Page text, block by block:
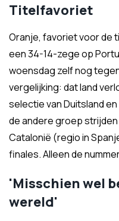
Titelfavoriet
Oranje, favoriet voor de
een 34-14-zege op
woensdag zelf nog
vergelijking: dat land
selectie van Duitsland
de andere groep
Catalonië (regio in
finales. Alleen de
'Misschien wel
wereld'